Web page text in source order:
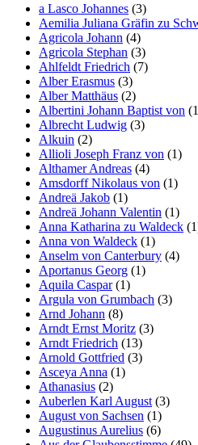
a Lasco Johannes (3)
Aemilia Juliana Gräfin zu
Agricola Johann (4)
Agricola Stephan (3)
Ahlfeldt Friedrich (7)
Alber Erasmus (3)
Alber Matthäus (2)
Albertini Johann Baptist von
Albrecht Ludwig (3)
Alkuin (2)
Allioli Joseph Franz von (1)
Althamer Andreas (4)
Amsdorff Nikolaus von (1)
Andreä Jakob (1)
Andreä Johann Valentin (1)
Anna Katharina zu Waldeck
Anna von Waldeck (1)
Anselm von Canterbury (4)
Aportanus Georg (1)
Aquila Caspar(1)
Argula von Grumbach (3)
Arnd Johann (8)
Arndt Ernst Moritz (3)
Arndt Friedrich (13)
Arnold Gottfried (3)
Asceya Anna (1)
Athanasius (2)
Auberlen Karl August (3)
August von Sachsen (1)
Augustinus Aurelius (6)